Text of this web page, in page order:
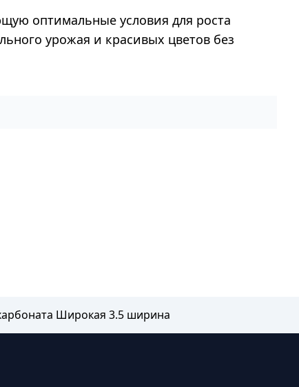
оптимальные условия для роста
урожая и красивых цветов без
Широкая 3.5 ширина